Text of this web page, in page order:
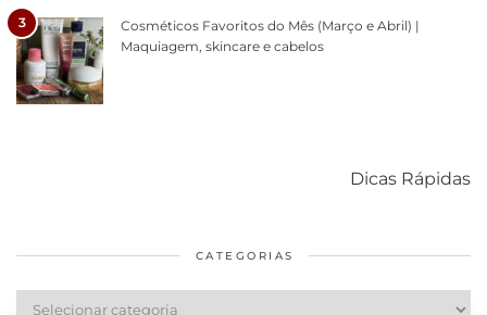
3
Cosméticos Favoritos do Mês (Março e Abril) |
Maquiagem, skincare e cabelos
Dicas Rápidas
diários
cabelos
CATEGORIAS